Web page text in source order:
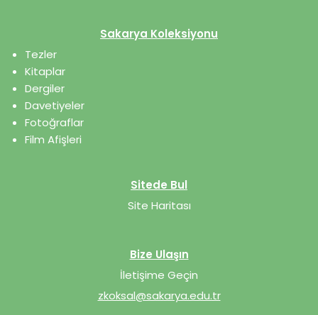
Sakarya Koleksiyonu
Tezler
Kitaplar
Dergiler
Davetiyeler
Fotoğraflar
Film Afişleri
Sitede Bul
Site Haritası
Bize Ulaşın
İletişime Geçin
zkoksal@sakarya.edu.tr